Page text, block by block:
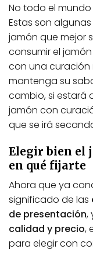
No todo el
Estas son
jamón que mejor
consumir el
con una
mantenga su
cambio, si estará
jamón con
que se irá
Elegir bien el
en qué fijarte
Ahora que ya
significado de las
de presentación,
calidad y precio,
para elegir con